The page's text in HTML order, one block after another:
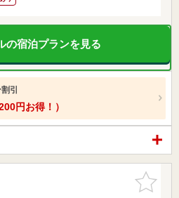
の宿泊プランを見る
引
円お得！）
お気に入
りに追加